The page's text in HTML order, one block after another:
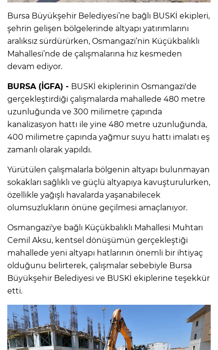
Bursa Büyükşehir Belediyesi’ne bağlı BUSKİ ekipleri,
şehrin gelişen bölgelerinde altyapı yatırımlarını
aralıksız sürdürürken, Osmangazi’nin Küçükbalıklı
Mahallesi’nde de çalışmalarına hız kesmeden
devam ediyor.
BURSA (İGFA) - BUSKİ ekiplerinin Osmangazi'de
gerçekleştirdiği çalışmalarda mahallede 480 metre
uzunluğunda ve 300 milimetre çapında
kanalizasyon hattı ile yine 480 metre uzunluğunda,
400 milimetre çapında yağmur suyu hattı imalatı eş
zamanlı olarak yapıldı.
Yürütülen çalışmalarla bölgenin altyapı bulunmayan
sokakları sağlıklı ve güçlü altyapıya kavuşturulurken,
özellikle yağışlı havalarda yaşanabilecek
olumsuzlukların önüne geçilmesi amaçlanıyor.
Osmangazi'ye bağlı Küçükbalıklı Mahallesi Muhtarı
Cemil Aksu, kentsel dönüşümün gerçekleştiği
mahallede yeni altyapı hatlarının önemli bir ihtiyaç
olduğunu belirterek, çalışmalar sebebiyle Bursa
Büyükşehir Belediyesi ve BUSKİ ekiplerine teşekkür
etti.